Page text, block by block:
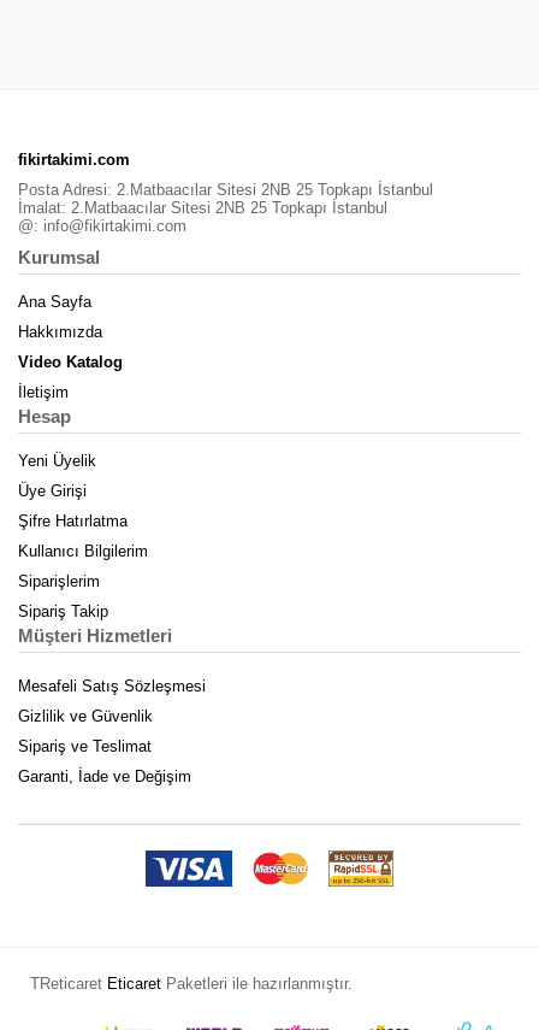
fikirtakimi.com
Posta Adresi: 2.Matbaacılar Sitesi 2NB 25 Topkapı İstanbul
İmalat: 2.Matbaacılar Sitesi 2NB 25 Topkapı İstanbul
@: info@fikirtakimi.com
Kurumsal
Ana Sayfa
Hakkımızda
Video Katalog
İletişim
Hesap
Yeni Üyelik
Üye Girişi
Şifre Hatırlatma
Kullanıcı Bilgilerim
Siparişlerim
Sipariş Takip
Müşteri Hizmetleri
Mesafeli Satış Sözleşmesi
Gizlilik ve Güvenlik
Sipariş ve Teslimat
Garanti, İade ve Değişim
TReticaret Eticaret Paketleri ile hazırlanmıştır.